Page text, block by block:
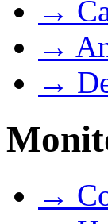
→
→
→
→